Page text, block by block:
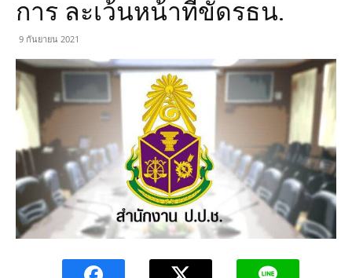
การ ละเว้นหน้าที่ขัดรธน.
9 กันยายน 2021